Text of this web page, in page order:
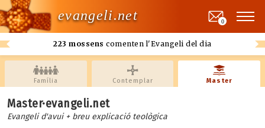
evangeli.net
223 mossens comenten l'Evangeli del dia
0
Família Contemplar Master
Master·evangeli.net
Evangeli d'avui + breu explicació teològica